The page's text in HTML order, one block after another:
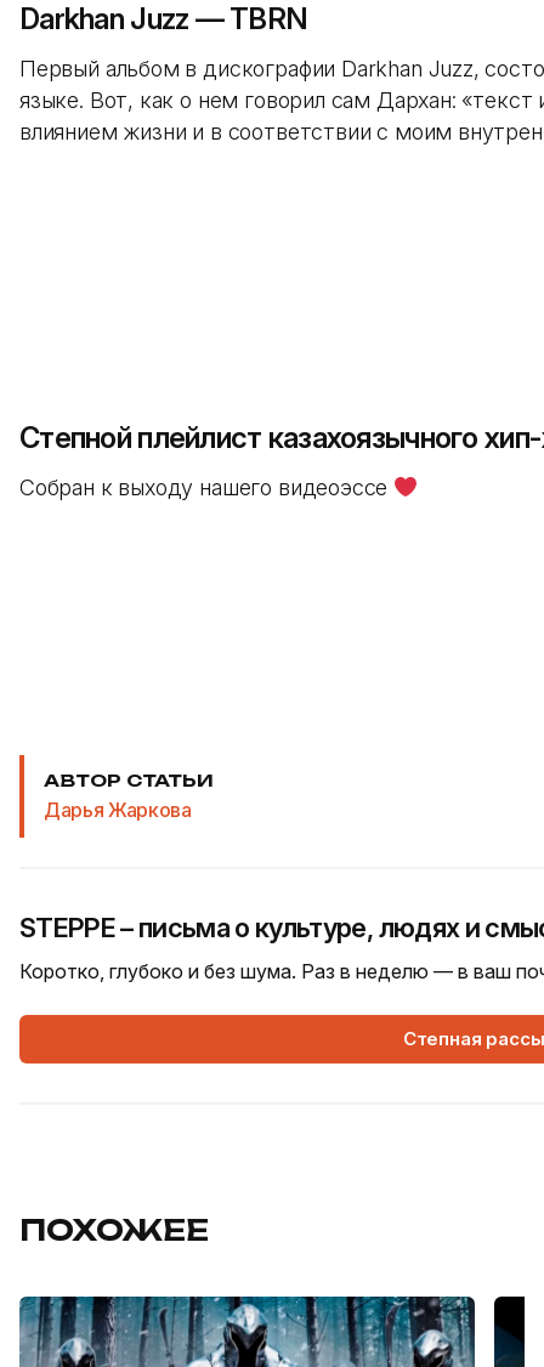
Darkhan Juzz — TBRN
Первый альбом в дискографии Darkhan Juzz,
языке. Вот, как о нем говорил сам Дархан:
влиянием жизни и в соответствии с моим
Степной плейлист казахоязычного
Собран к выходу нашего видеоэссе
АВТОР СТАТЬИ
Дарья Жаркова
STEPPE – письма о культуре, людях и
Коротко, глубоко и без шума. Раз в неделю — в ваш
Степная
ПОХОЖЕЕ